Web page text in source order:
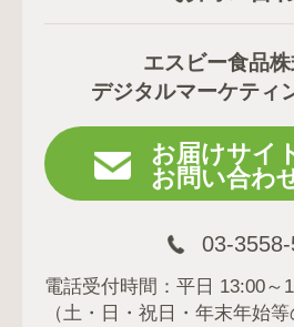
エスビー食品
デジタルマーケティ
お届けサイ
お問い合わ
03-
電話受付時間：平日 13:00～
（土・日・祝日・年末年始